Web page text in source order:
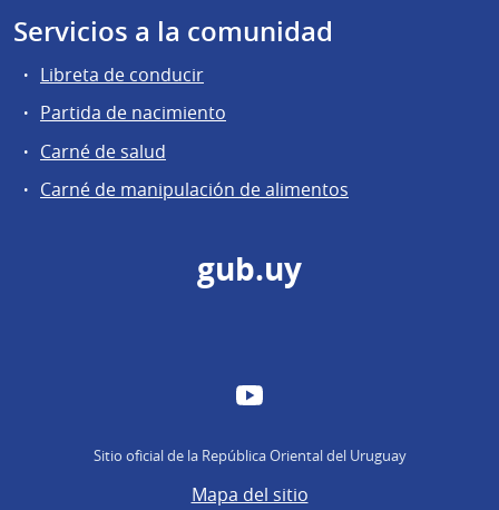
Servicios a la comunidad
Libreta de conducir
Partida de nacimiento
Carné de salud
Carné de manipulación de alimentos
gub.uy
YouTube
Sitio oficial de la República Oriental del Uruguay
Mapa del sitio